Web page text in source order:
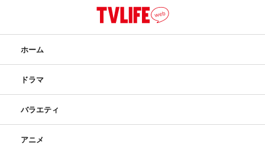
ホーム
ドラマ
バラエティ
アニメ